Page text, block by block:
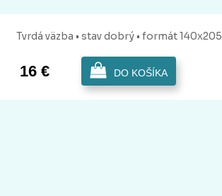
Tvrdá väzba • stav dobrý • formát 140x205
16 € DO KOŠÍKA